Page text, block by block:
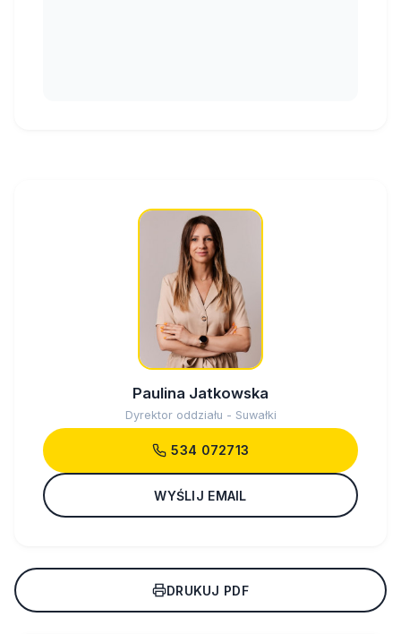
Paulina Jatkowska
Dyrektor oddziału - Suwałki
534 072713
WYŚLIJ EMAIL
DRUKUJ PDF